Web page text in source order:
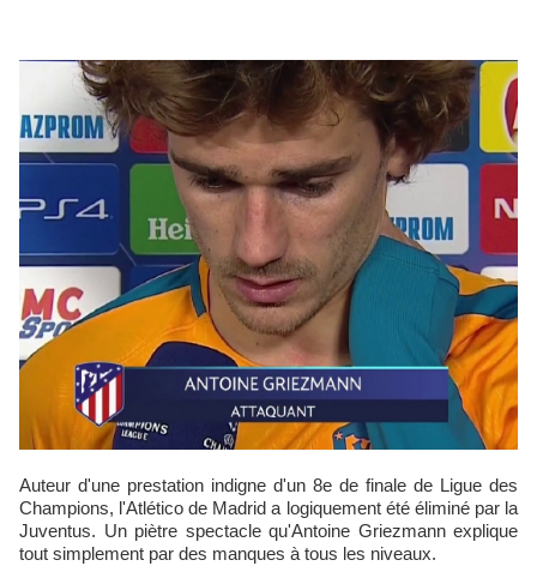
Auteur d'une prestation indigne d'un 8e de finale de Ligue des
Champions, l'Atlético de Madrid a logiquement été éliminé par la
Juventus. Un piètre spectacle qu'Antoine Griezmann explique
tout simplement par des manques à tous les niveaux.